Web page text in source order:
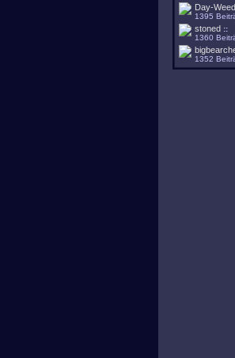
Day-Weed
1395
stoned ::
1360
1352